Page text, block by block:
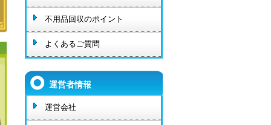
不用品回収のポイント
よくあるご質問
運営者情報
運営会社